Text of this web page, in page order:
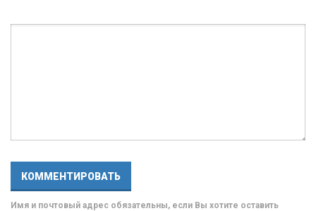
Имя и почтовый адрес обязательны, если Вы хотите оставить